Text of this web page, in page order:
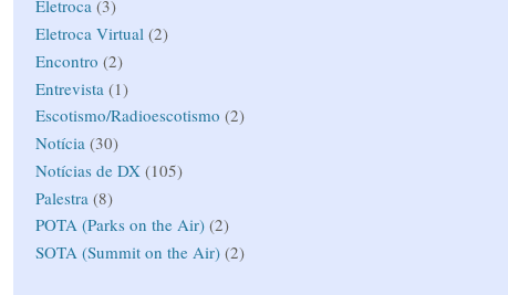
Eletroca (3)
Eletroca Virtual (2)
Encontro (2)
Entrevista (1)
Escotismo/Radioescotismo (2)
Notícia (30)
Notícias de DX (105)
Palestra (8)
POTA (Parks on the Air) (2)
SOTA (Summit on the Air) (2)